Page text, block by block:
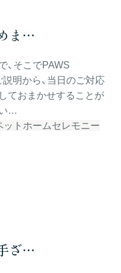
ま…
、そこでPAWS
明から、当日のご対応
ておまかせすることが
…
ットホームセレモニー
ざ…